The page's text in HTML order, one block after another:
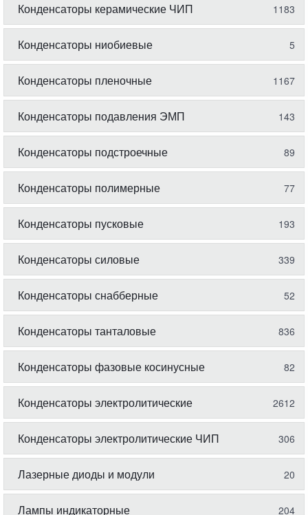
Конденсаторы керамические ЧИП 1183
Конденсаторы ниобиевые 5
Конденсаторы пленочные 1167
Конденсаторы подавления ЭМП 143
Конденсаторы подстроечные 89
Конденсаторы полимерные 77
Конденсаторы пусковые 193
Конденсаторы силовые 339
Конденсаторы снабберные 52
Конденсаторы танталовые 836
Конденсаторы фазовые косинусные 82
Конденсаторы электролитические 2612
Конденсаторы электролитические ЧИП 306
Лазерные диоды и модули 20
Лампы индикаторные 204